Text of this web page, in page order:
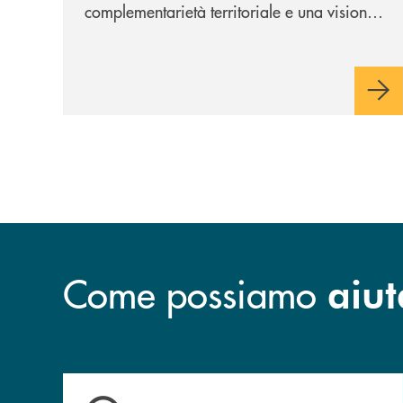
complementarietà territoriale e una visione
Come possiamo